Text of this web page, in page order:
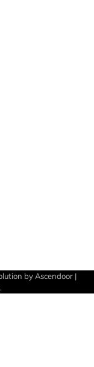
by Ascendoor |
.